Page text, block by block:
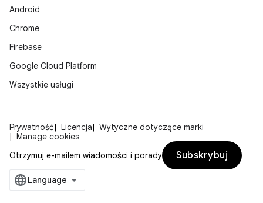
Android
Chrome
Firebase
Google Cloud Platform
Wszystkie usługi
Prywatność Licencja
Wytyczne dotyczące marki
Manage cookies
Otrzymuj e-mailem wiadomości i porady
Subskrybuj